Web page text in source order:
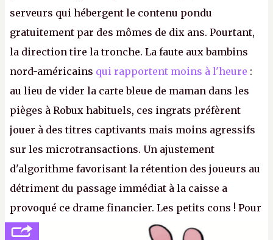
serveurs qui hébergent le contenu pondu
gratuitement par des mômes de dix ans. Pourtant,
la direction tire la tronche. La faute aux bambins
nord-américains qui rapportent moins à l'heure :
au lieu de vider la carte bleue de maman dans les
pièges à Robux habituels, ces ingrats préfèrent
jouer à des titres captivants mais moins agressifs
sur les microtransactions. Un ajustement
d'algorithme favorisant la rétention des joueurs au
détriment du passage immédiat à la caisse a
provoqué ce drame financier. Les petits cons ! Pour
se consoler, le PDG David Baszucki peut compter